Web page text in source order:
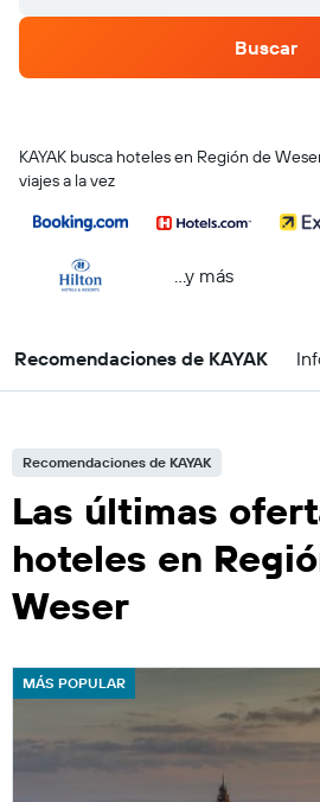
Buscar
KAYAK busca hoteles en Región de
viajes a la vez
...y más
Recomendaciones de KAYAK
Recomendaciones de KAYAK
Las últimas
hoteles en
Weser
MÁS POPULAR